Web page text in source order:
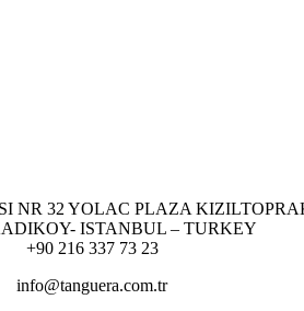
NR 32 YOLAC PLAZA
ISTANBUL – TURKEY
+90 216 337 73 23
info@tanguera.com.tr